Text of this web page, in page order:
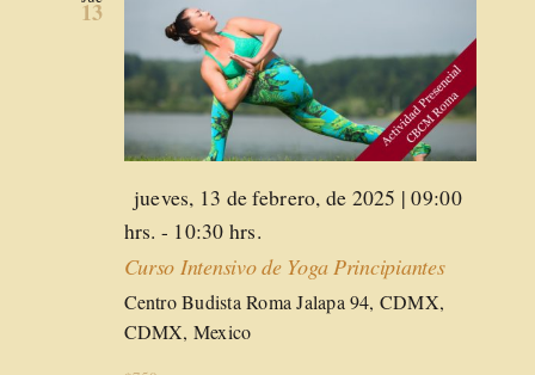
13
Destacado
jueves, 13 de febrero, de 2025 | 09:00
hrs. - 10:30 hrs.
Curso Intensivo de Yoga Principiantes
Centro Budista RomaJalapa 94, CDMX,
CDMX, Mexico